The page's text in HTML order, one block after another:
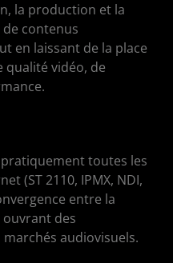
la production et la
contenus
en laissant de la place
qualité vidéo, de
toutes les
(ST 2110, IPMX, NDI,
entre la
ouvrant des
audiovisuels.